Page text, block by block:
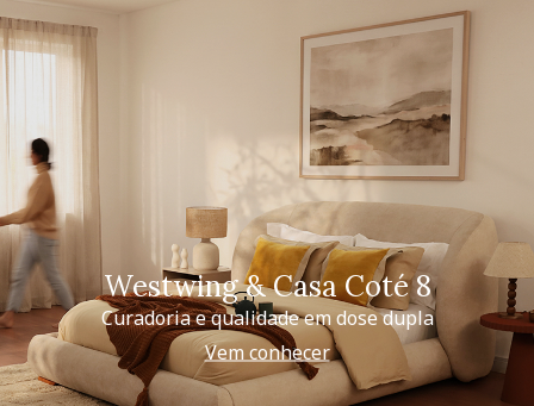
Westwing & Casa Coté 8
Curadoria e qualidade em dose dupla
Vem conhecer